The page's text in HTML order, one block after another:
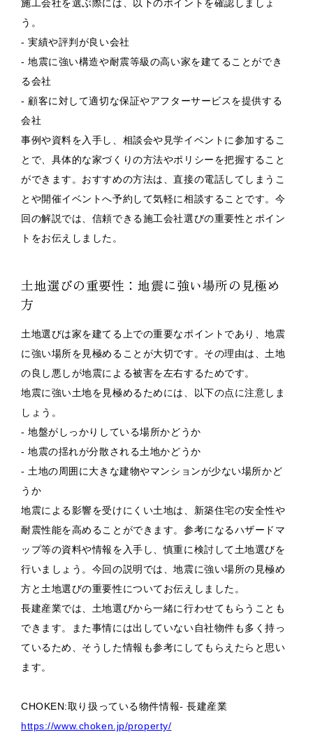
施工会社を選ぶ際には、以下のポイントを確認しましょ
う。
- 実績や評判が良い会社
- 地震に強い構造や耐震等級の高い家を建てることができ
る会社
- 顧客に対して適切な保証やアフターサービスを提供する
会社
事例や資料を入手し、相談会や見学イベントに参加するこ
とで、具体的な家づくりの方法やポリシーを把握すること
ができます。おすすめの方法は、直接の電話してしまうこ
とや開催イベントへ予約して気軽に相談することです。今
回の解説では、信頼できる施工会社選びの重要性とポイン
トをお伝えしました。
土地選びの重要性：地震に強い場所の見極め
方
土地選びは家を建てる上での重要なポイントであり、地震
に強い場所を見極めることが大切です。その理由は、土地
の良し悪しが地震による被害を左右するためです。
地震に強い土地を見極めるためには、以下の点に注意しま
しょう。
- 地盤がしっかりしている場所かどうか
- 地震の揺れが分散される土地かどうか
- 土地の周囲に大きな建物やマンションが少ない場所かど
うか
地震による影響を受けにくい土地は、新築住宅の安全性や
耐震性能を高めることができます。参考になるハザードマ
ップ等の資料や情報を入手し、慎重に検討して土地選びを
行いましょう。今回の説明では、地震に強い場所の見極め
方と土地選びの重要性についてお伝えしました。
長建産業では、土地選びから一緒に行わせてもらうことも
できます。また事情には出していない自社物件も多く持っ
ているため、そうした情報も参考にしてもらえたらと思い
ます。
CHOKEN:取り扱っている物件情報- 長建産業
https://www.choken.jp/property/